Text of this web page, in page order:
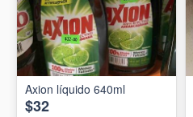
Axion líquido 640ml
$32